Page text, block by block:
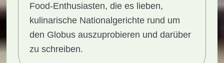
Food-Enthusiasten, die es lieben,
kulinarische Nationalgerichte rund um
den Globus auszuprobieren und darüber
zu schreiben.